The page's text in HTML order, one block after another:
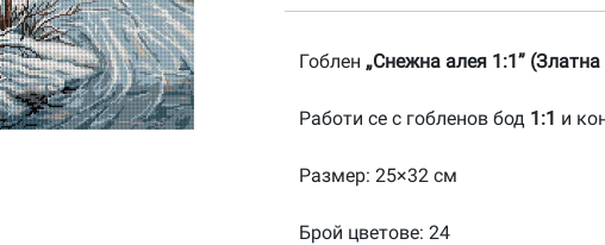
алея
20180203
Гоблен „Снежна алея 1:1”
Работи се с гобленов бод 1:1 и
Размер: 25×32 см
Брой цветове: 24